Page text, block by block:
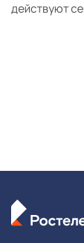
действуют